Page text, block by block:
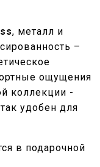
, металл и
–
ощущения
коллекции -
удобен для
в подарочной